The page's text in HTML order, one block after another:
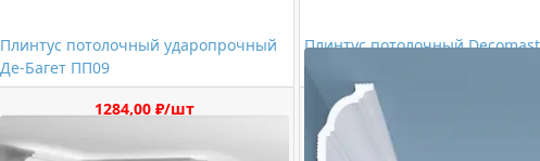
Плинтус потолочный ударопрочный
Де-Багет ПП09
1284,00 ₽/шт
Плинтус потолочный